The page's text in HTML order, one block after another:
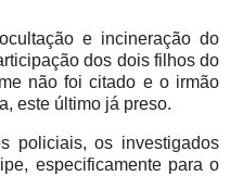
e incineração do
dos dois filhos do
não foi citado e o irmão
este último já preso.
policiais, os investigados
especificamente para o